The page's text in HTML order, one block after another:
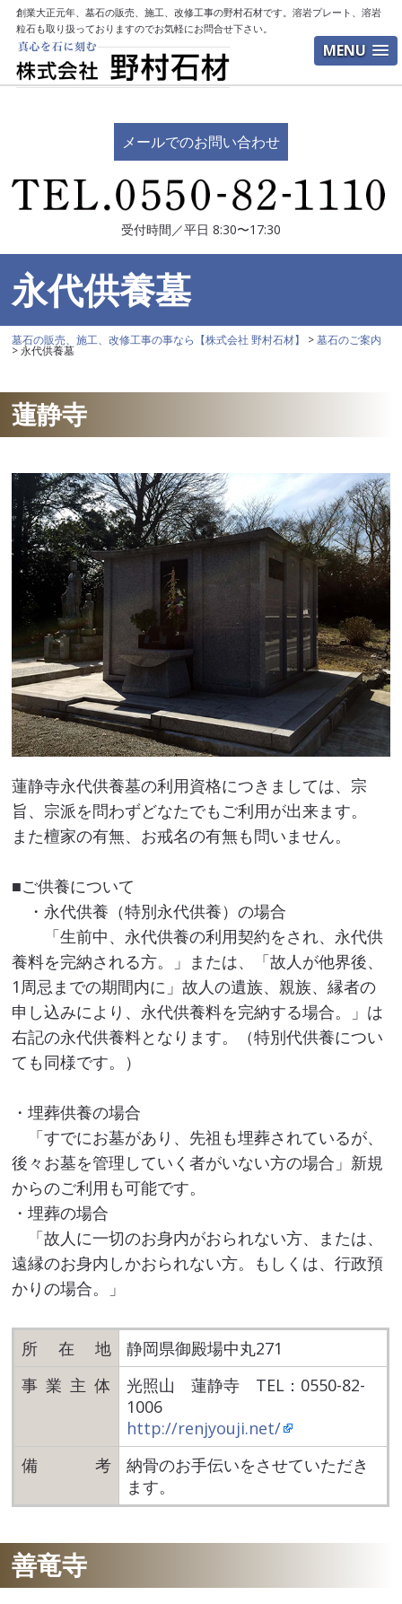
MENU
創業大正元年、墓石の販売、施工、改修工事の野村石材です。溶岩プレート、溶岩
粒石も取り扱っておりますのでお気軽にお問合せ下さい。
メールでのお問い合わせ
受付時間／平日 8:30〜17:30
永代供養墓
墓石の販売、施工、改修工事の事なら【株式会社 野村石材】 >墓石のご案内
>永代供養墓
蓮静寺
蓮静寺永代供養墓の利用資格につきましては、宗
旨、宗派を問わずどなたでもご利用が出来ます。
また檀家の有無、お戒名の有無も問いません。
■ご供養について
・永代供養（特別永代供養）の場合
「生前中、永代供養の利用契約をされ、永代供
養料を完納される方。」または、「故人が他界後、
1周忌までの期間内に」故人の遺族、親族、縁者の
申し込みにより、永代供養料を完納する場合。」は
右記の永代供養料となります。（特別代供養につい
ても同様です。）
・埋葬供養の場合
「すでにお墓があり、先祖も埋葬されているが、
後々お墓を管理していく者がいない方の場合」新規
からのご利用も可能です。
・埋葬の場合
「故人に一切のお身内がおられない方、または、
遠縁のお身内しかおられない方。もしくは、行政預
かりの場合。」
所在地
静岡県御殿場中丸271
事業主体
光照山 蓮静寺 TEL：0550-82-
1006
http://renjyouji.net/
備考
納骨のお手伝いをさせていただき
ます。
善竜寺